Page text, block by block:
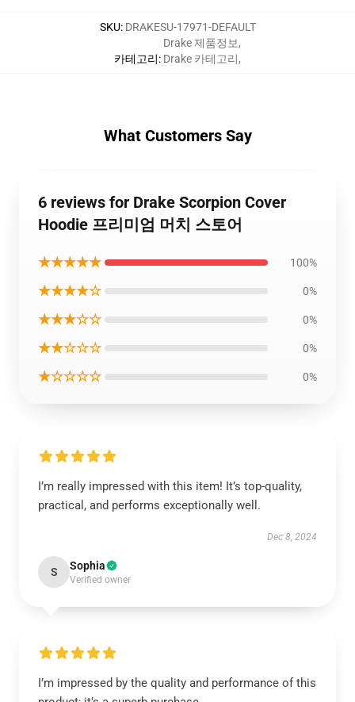
SKU: DRAKESU-17971-DEFAULT
카테고리:
Drake 제품정보,
Drake 카테고리,
What Customers Say
6 reviews for Drake Scorpion Cover
Hoodie 프리미엄 머치 스토어
★★★★★ 100%
★★★★☆ 0%
★★★☆☆ 0%
★★☆☆☆ 0%
★☆☆☆☆ 0%
I’m really impressed with this item! It’s top-quality,
practical, and performs exceptionally well.
Dec 8, 2024
S Sophia
Verified owner
I’m impressed by the quality and performance of this